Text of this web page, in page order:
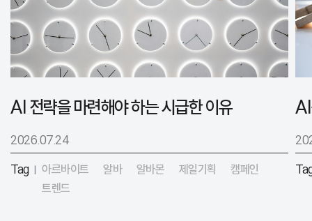
AI 전략을 마련해야 하는 시급한 이유
2026.07.24
Tag | 아르바이트 알바 알바몬 제일기획
캠페인
트렌드